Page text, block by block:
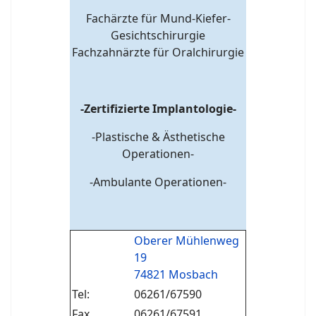
Fachärzte für Mund-Kiefer-
Gesichtschirurgie
Fachzahnärzte für Oralchirurgie
-Zertifizierte Implantologie-
-Plastische & Ästhetische
Operationen-
-Ambulante Operationen-
Oberer Mühlenweg
19
74821 Mosbach
Tel:
06261/67590